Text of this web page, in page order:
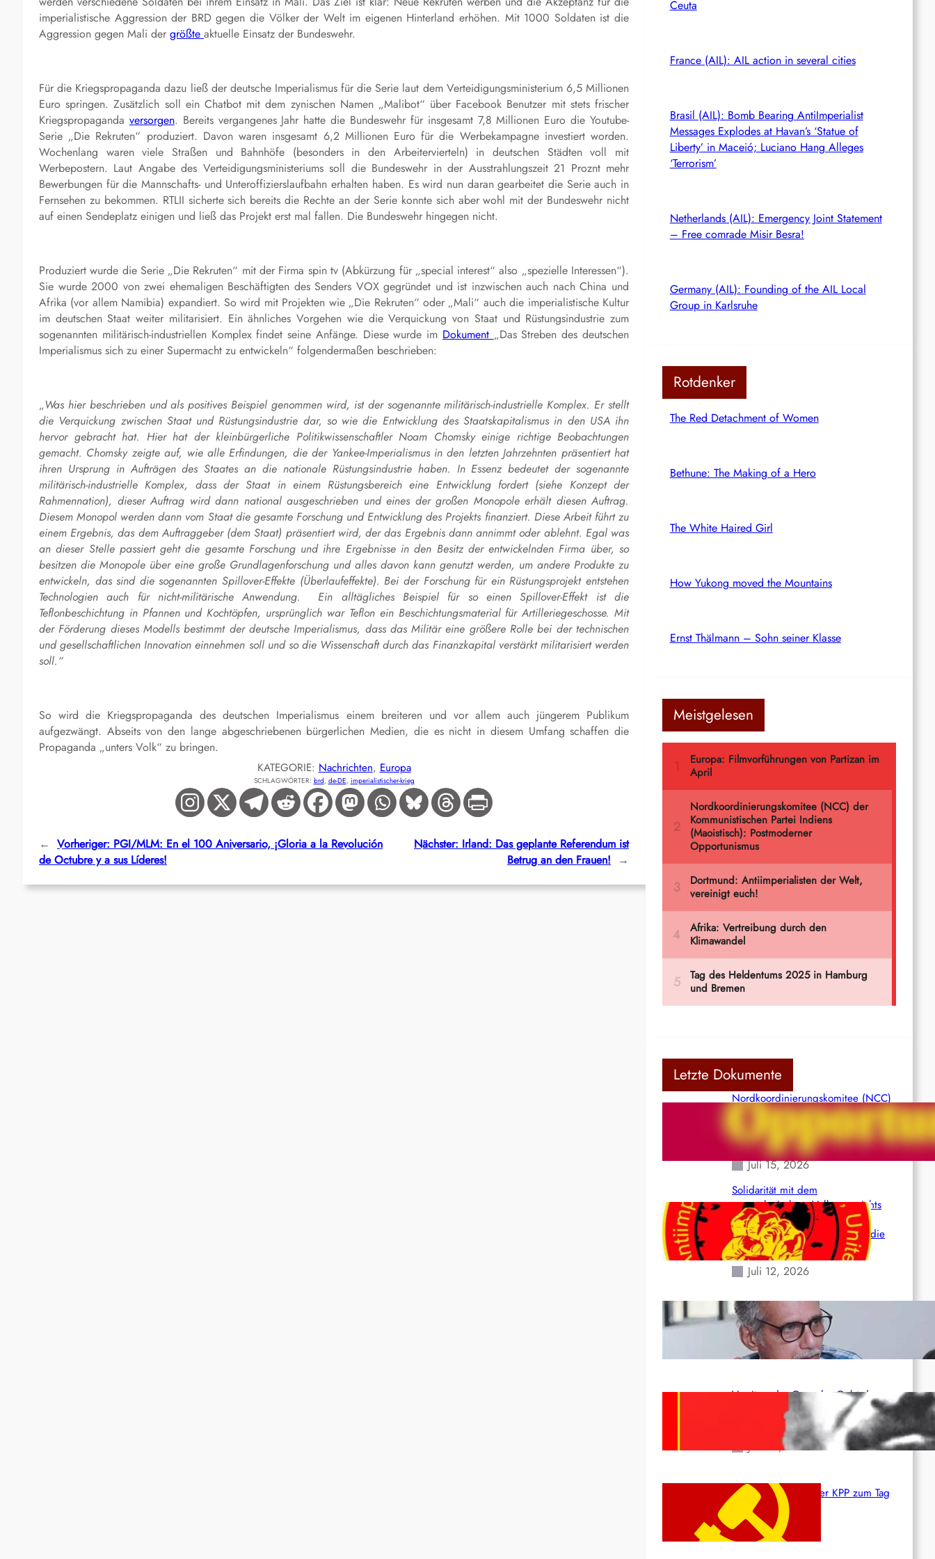
imperialistische Aggression der BRD gegen die Völker der Welt im eigenen Hinterland erhöhen. Mit 1000 Soldaten ist die
Aggression gegen Mali der größte aktuelle Einsatz der Bundeswehr.
Für die Kriegspropaganda dazu ließ der deutsche Imperialismus für die Serie laut dem Verteidigungsministerium 6,5 Millionen
Euro springen. Zusätzlich soll ein Chatbot mit dem zynischen Namen „Malibot“ über Facebook Benutzer mit stets frischer
Kriegspropaganda versorgen. Bereits vergangenes Jahr hatte die Bundeswehr für insgesamt 7,8 Millionen Euro die Youtube-
Serie „Die Rekruten“ produziert. Davon waren insgesamt 6,2 Millionen Euro für die Werbekampagne investiert worden.
Wochenlang waren viele Straßen und Bahnhöfe (besonders in den Arbeitervierteln) in deutschen Städten voll mit
Werbepostern. Laut Angabe des Verteidigungsministeriums soll die Bundeswehr in der Ausstrahlungszeit 21 Proznt mehr
Bewerbungen für die Mannschafts- und Unteroffizierslaufbahn erhalten haben. Es wird nun daran gearbeitet die Serie auch in
Fernsehen zu bekommen. RTLII sicherte sich bereits die Rechte an der Serie konnte sich aber wohl mit der Bundeswehr nicht
auf einen Sendeplatz einigen und ließ das Projekt erst mal fallen. Die Bundeswehr hingegen nicht.
Produziert wurde die Serie „Die Rekruten“ mit der Firma spin tv (Abkürzung für „special interest“ also „spezielle Interessen“).
Sie wurde 2000 von zwei ehemaligen Beschäftigten des Senders VOX gegründet und ist inzwischen auch nach China und
Afrika (vor allem Namibia) expandiert. So wird mit Projekten wie „Die Rekruten“ oder „Mali“ auch die imperialistische Kultur
im deutschen Staat weiter militarisiert. Ein ähnliches Vorgehen wie die Verquickung von Staat und Rüstungsindustrie zum
sogenannten militärisch-industriellen Komplex findet seine Anfänge. Diese wurde im Dokument „Das Streben des deutschen
Imperialismus sich zu einer Supermacht zu entwickeln“ folgendermaßen beschrieben:
„Was hier beschrieben und als positives Beispiel genommen wird, ist der sogenannte militärisch-industrielle Komplex. Er stellt
die Verquickung zwischen Staat und Rüstungsindustrie dar, so wie die Entwicklung des Staatskapitalismus in den USA ihn
hervor gebracht hat. Hier hat der kleinbürgerliche Politikwissenschaftler Noam Chomsky einige richtige Beobachtungen
gemacht. Chomsky zeigte auf, wie alle Erfindungen, die der Yankee-Imperialismus in den letzten Jahrzehnten präsentiert hat
ihren Ursprung in Aufträgen des Staates an die nationale Rüstungsindustrie haben. In Essenz bedeutet der sogenannte
militärisch-industrielle Komplex, dass der Staat in einem Rüstungsbereich eine Entwicklung fordert (siehe Konzept der
Rahmennation), dieser Auftrag wird dann national ausgeschrieben und eines der großen Monopole erhält diesen Auftrag.
Diesem Monopol werden dann vom Staat die gesamte Forschung und Entwicklung des Projekts finanziert. Diese Arbeit führt zu
einem Ergebnis, das dem Auftraggeber (dem Staat) präsentiert wird, der das Ergebnis dann annimmt oder ablehnt. Egal was
an dieser Stelle passiert geht die gesamte Forschung und ihre Ergebnisse in den Besitz der entwickelnden Firma über, so
besitzen die Monopole über eine große Grundlagenforschung und alles davon kann genutzt werden, um andere Produkte zu
entwickeln, das sind die sogenannten Spillover-Effekte (Überlaufeffekte). Bei der Forschung für ein Rüstungsprojekt entstehen
Technologien auch für nicht-militärische Anwendung. Ein alltägliches Beispiel für so einen Spillover-Effekt ist die
Teflonbeschichtung in Pfannen und Kochtöpfen, ursprünglich war Teflon ein Beschichtungsmaterial für Artilleriegeschosse. Mit
der Förderung dieses Modells bestimmt der deutsche Imperialismus, dass das Militär eine größere Rolle bei der technischen
und gesellschaftlichen Innovation einnehmen soll und so die Wissenschaft durch das Finanzkapital verstärkt militarisiert werden
soll.“
So wird die Kriegspropaganda des deutschen Imperialismus einem breiteren und vor allem auch jüngerem Publikum
aufgezwängt. Abseits von den lange abgeschriebenen bürgerlichen Medien, die es nicht in diesem Umfang schaffen die
Propaganda „unters Volk“ zu bringen.
KATEGORIE: Nachrichten, Europa
SCHLAGWÖRTER: brd, de-DE, imperialistischer-krieg
← Vorheriger: PGI/MLM: En el 100 Aniversario, ¡Gloria a la Revolución
de Octubre y a sus Líderes!
Nächster: Irland: Das geplante Referendum ist
Betrug an den Frauen!
→
Ceuta
France (AIL): AIL action in several cities
Brasil (AIL): Bomb Bearing AntiImperialist
Messages Explodes at Havan’s ‘Statue of
Liberty’ in Maceió; Luciano Hang Alleges
‘Terrorism’
Netherlands (AIL): Emergency Joint Statement
– Free comrade Misir Besra!
Germany (AIL): Founding of the AIL Local
Group in Karlsruhe
Rotdenker
The Red Detachment of Women
Bethune: The Making of a Hero
The White Haired Girl
How Yukong moved the Mountains
Ernst Thälmann – Sohn seiner Klasse
Meistgelesen
Letzte Dokumente
Nordkoordinierungskomitee (NCC)
der Kommunistischen Partei Indiens
(Maoistisch): Postmoderner
Opportunismus
Juli 15, 2026
Solidarität mit dem
venezolanischem Volk angesichts
der verlorenen Leben und der
katastrophalen Situation durch die
Erdbeben des 24. Juni!
Juli 12, 2026
Indien: „Die Politik der
Kapitulation“ von K. Murali (Ajith)
Juli 1, 2026
Vorsitzender Gonzalo: Gebt das
Leben für die Partei und die
Juni 19, 2026
Beschluss des ZK der KPP zum Tag
des Heldentums
Juni 19, 2026